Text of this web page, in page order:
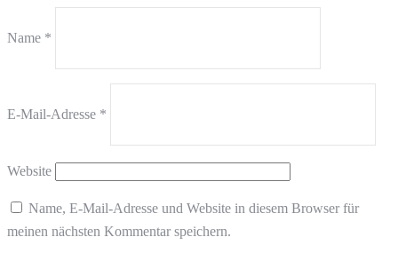
Name *
E-Mail-Adresse *
Website
Name, E-Mail-Adresse und Website in diesem Browser für
meinen nächsten Kommentar speichern.